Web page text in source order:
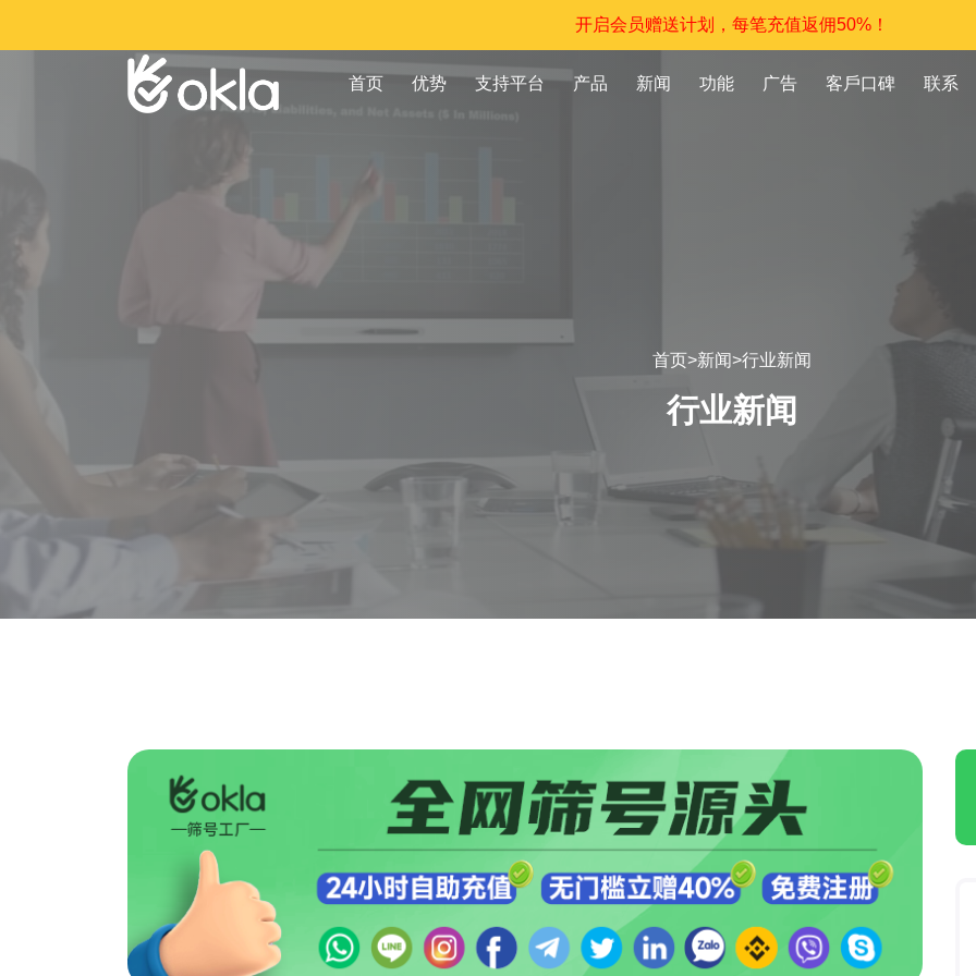
开启会员赠送计划，每笔充值返佣50%！
首页 优势 支持平台 产品 新闻 功能 广告 客戶口碑 联系
首页>新闻>行业新闻
行业新闻